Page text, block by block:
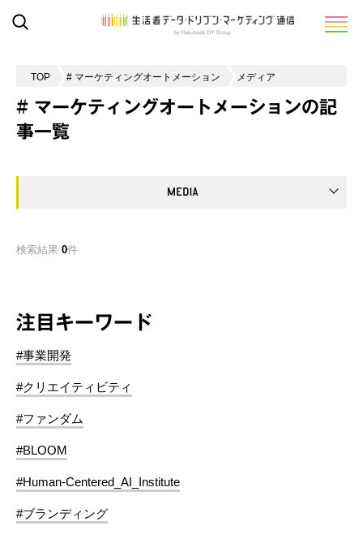
TOP # マーケティングオートメーション メディア
# マーケティングオートメーションの記
事一覧
検索結果 0件
注目キーワード
#事業開発
#クリエイティビティ
#ファンダム
#BLOOM
#Human-Centered_AI_Institute
#ブランディング